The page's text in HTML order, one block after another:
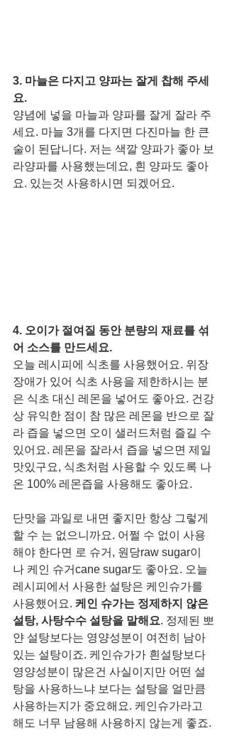
3. 마늘은 다지고 양파는 잘게 찹해 주세
요.
양념에 넣을 마늘과 양파를 잘게 잘라 주
세요. 마늘 3개를 다지면 다진마늘 한 큰
술이 된답니다. 저는 색깔 양파가 좋아 보
라양파를 사용했는데요, 흰 양파도 좋아
요. 있는것 사용하시면 되겠어요.
4. 오이가 절여질 동안 분량의 재료를 섞
어 소스를 만드세요.
오늘 레시피에 식초를 사용했어요. 위장
장애가 있어 식초 사용을 제한하시는 분
은 식초 대신 레몬을 넣어도 좋아요. 건강
상 유익한 점이 참 많은 레몬을 반으로 잘
라 즙을 넣으면 오이 샐러드처럼 즐길 수
있어요. 레몬을 잘라서 즙을 넣으면 제일
맛있구요, 식초처럼 사용할 수 있도록 나
온 100% 레몬즙을 사용해도 좋아요.
단맛을 과일로 내면 좋지만 항상 그렇게
할 수 는 없으니까요. 어쩔 수 없이 사용
해야 한다면 로 슈거, 원당raw sugar이
나 케인 슈거cane sugar도 좋아요. 오늘
레시피에서 사용한 설탕은 케인슈가를
사용했어요. 케인 슈가는 정제하지 않은
설탕, 사탕수수 설탕을 말해요. 정제된 뽀
얀 설탕보다는 영양성분이 여전히 남아
있는 설탕이죠. 케인슈가가 흰설탕보다
영양성분이 많은건 사실이지만 어떤 설
탕을 사용하느냐 보다는 설탕을 얼만큼
사용하는지가 중요해요. 케인슈가라고
해도 너무 남용해 사용하지 않는게 좋죠.